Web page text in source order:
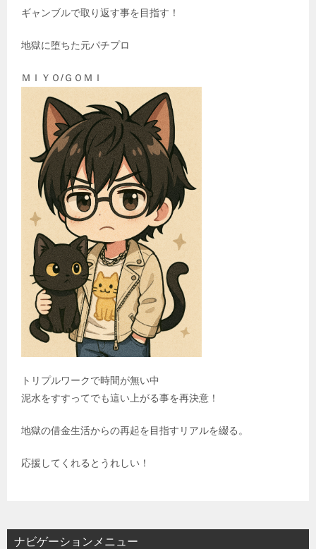
ギャンブルで取り返す事を目指す！
地獄に堕ちた元パチプロ
ＭＩＹＯ/ＧＯＭＩ
トリプルワークで時間が無い中
泥水をすすってでも這い上がる事を再決意！
地獄の借金生活からの再起を目指すリアルを綴る。
応援してくれるとうれしい！
ナビゲーションメニュー